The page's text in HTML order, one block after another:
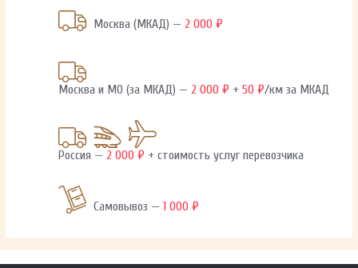
Москва (МКАД) — 2 000 ₽
Москва и МО (за МКАД) — 2 000 ₽ +50 ₽/км за МКАД
Россия — 2 000 ₽ + стоимость услуг перевозчика
Самовывоз —1 000 ₽